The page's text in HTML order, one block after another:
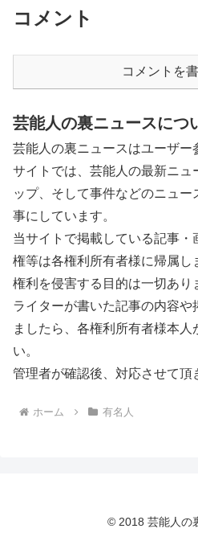
コメント
コメントを
芸能人の裏ニュースにつ
芸能人の裏ニュースはユーザー
サイトでは、芸能人の最新ニュ
ップ、そして事件などのニュ
事にしています。
当サイトで掲載している記事
権等は各権利所有者様に帰属し
権利を侵害する目的は一切あり
ライターが書いた記事の内容
ましたら、各権利所有者様本人
い。
管理者が確認後、対応させて頂
ホーム 有名人
© 2018 芸能人の